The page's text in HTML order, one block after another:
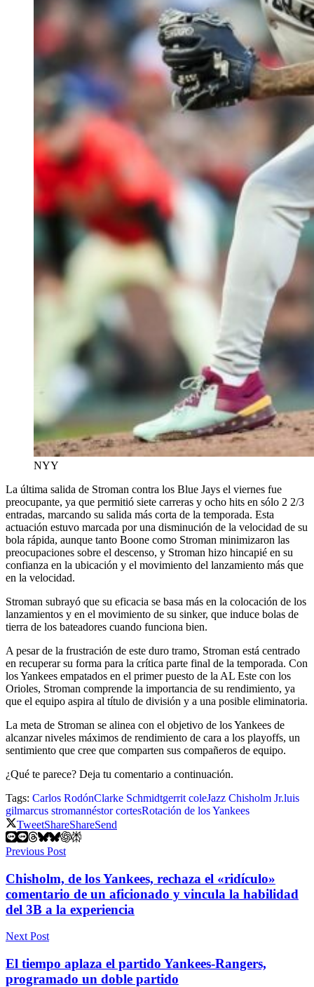
NYY
La última salida de Stroman contra los Blue Jays el viernes fue
preocupante, ya que permitió siete carreras y ocho hits en sólo 2 2/3
entradas, marcando su salida más corta de la temporada. Esta
actuación estuvo marcada por una disminución de la velocidad de su
bola rápida, aunque tanto Boone como Stroman minimizaron las
preocupaciones sobre el descenso, y Stroman hizo hincapié en su
confianza en la ubicación y el movimiento del lanzamiento más que
en la velocidad.
Stroman subrayó que su eficacia se basa más en la colocación de los
lanzamientos y en el movimiento de su sinker, que induce bolas de
tierra de los bateadores cuando funciona bien.
A pesar de la frustración de este duro tramo, Stroman está centrado
en recuperar su forma para la crítica parte final de la temporada. Con
los Yankees empatados en el primer puesto de la AL Este con los
Orioles, Stroman comprende la importancia de su rendimiento, ya
que el equipo aspira al título de división y a una posible eliminatoria.
La meta de Stroman se alinea con el objetivo de los Yankees de
alcanzar niveles máximos de rendimiento de cara a los playoffs, un
sentimiento que cree que comparten sus compañeros de equipo.
¿Qué te parece? Deja tu comentario a continuación.
Tags: Carlos RodónClarke Schmidtgerrit coleJazz Chisholm Jr.luis
gilmarcus stromannéstor cortesRotación de los Yankees
TweetShareShareSend
Previous Post
Chisholm, de los Yankees, rechaza el «ridículo»
comentario de un aficionado y vincula la habilidad
del 3B a la experiencia
Next Post
El tiempo aplaza el partido Yankees-Rangers,
programado un doble partido